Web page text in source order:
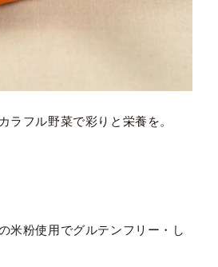
ラフル野菜で彩りと栄養を。
米粉使用でグルテンフリー・し